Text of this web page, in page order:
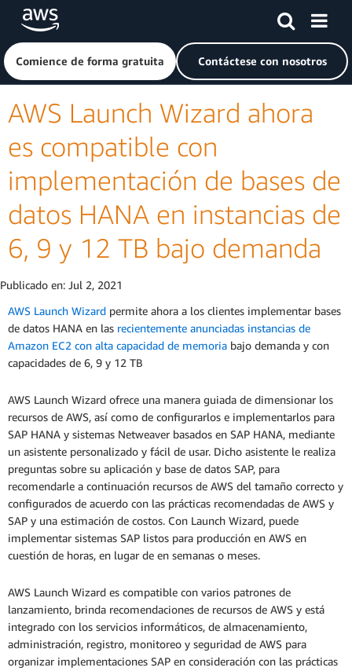
Saltar al contenido principal
Haga clic aquí para volver a la página de inicio de Amazon
Comience de forma gratuita Contáctese con nosotros
AWS Launch Wizard ahora
es compatible con
implementación de bases de
datos HANA en instancias de
6, 9 y 12 TB bajo demanda
Publicado en: Jul 2, 2021
AWS Launch Wizard permite ahora a los clientes implementar bases
de datos HANA en las recientemente anunciadas instancias de
Amazon EC2 con alta capacidad de memoria bajo demanda y con
capacidades de 6, 9 y 12 TB
AWS Launch Wizard ofrece una manera guiada de dimensionar los
recursos de AWS, así como de configurarlos e implementarlos para
SAP HANA y sistemas Netweaver basados en SAP HANA, mediante
un asistente personalizado y fácil de usar. Dicho asistente le realiza
preguntas sobre su aplicación y base de datos SAP, para
recomendarle a continuación recursos de AWS del tamaño correcto y
configurados de acuerdo con las prácticas recomendadas de AWS y
SAP y una estimación de costos. Con Launch Wizard, puede
implementar sistemas SAP listos para producción en AWS en
cuestión de horas, en lugar de en semanas o meses.
AWS Launch Wizard es compatible con varios patrones de
lanzamiento, brinda recomendaciones de recursos de AWS y está
integrado con los servicios informáticos, de almacenamiento,
administración, registro, monitoreo y seguridad de AWS para
organizar implementaciones SAP en consideración con las prácticas